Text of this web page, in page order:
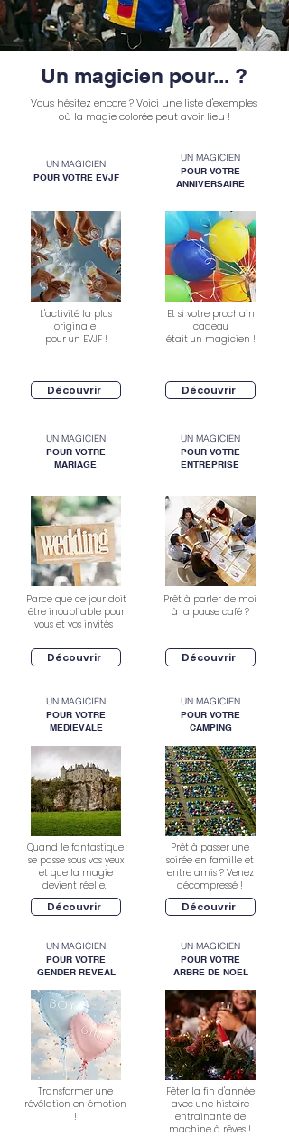
Un magicien pour... ?
Vous hésitez encore ? Voici une liste d'exemples
où la magie colorée peut avoir lieu !
UN MAGICIEN
POUR VOTRE EVJF
L'activité la plus
originale
pour un EVJF !
Découvrir
UN MAGICIEN
POUR VOTRE
MARIAGE
Parce que ce jour doit
être inoubliable pour
vous et vos invités !
Découvrir
UN MAGICIEN
POUR VOTRE
MEDIEVALE
Quand le fantastique
se passe sous vos yeux
et que la magie
devient réelle.
Découvrir
UN MAGICIEN
POUR VOTRE
GENDER REVEAL
Transformer une
révélation en émotion
!
UN MAGICIEN
POUR VOTRE
ANNIVERSAIRE
Et si votre prochain
cadeau
était un magicien !
Découvrir
UN MAGICIEN
POUR VOTRE
ENTREPRISE
Prêt à parler de moi
à la pause café ?
Découvrir
UN MAGICIEN
POUR VOTRE
CAMPING
Prêt à passer une
soirée en famille et
entre amis ? Venez
décompressé !
Découvrir
UN MAGICIEN
POUR VOTRE
ARBRE DE NOEL
Fêter la fin d'année
avec une histoire
entrainante de
machine à rêves !